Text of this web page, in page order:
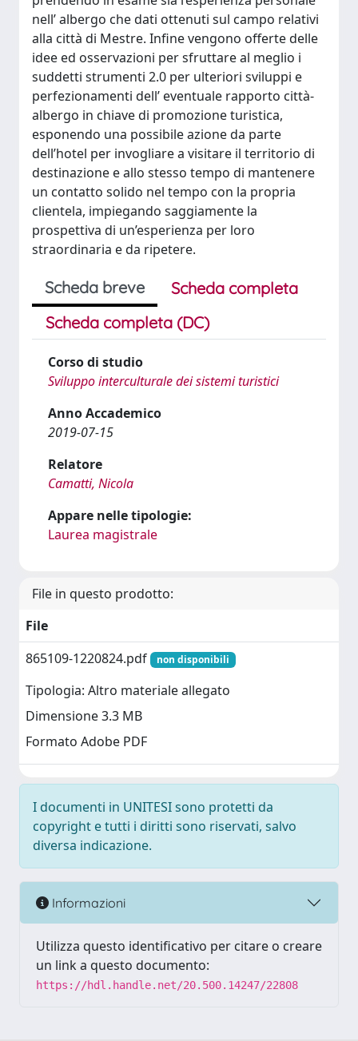
nell’ albergo che dati ottenuti sul campo relativi
alla città di Mestre. Infine vengono offerte delle
idee ed osservazioni per sfruttare al meglio i
suddetti strumenti 2.0 per ulteriori sviluppi e
perfezionamenti dell’ eventuale rapporto città-
albergo in chiave di promozione turistica,
esponendo una possibile azione da parte
dell’hotel per invogliare a visitare il territorio di
destinazione e allo stesso tempo di mantenere
un contatto solido nel tempo con la propria
clientela, impiegando saggiamente la
prospettiva di un’esperienza per loro
straordinaria e da ripetere.
Scheda breve
Scheda completa
Scheda completa (DC)
Corso di studio
Sviluppo interculturale dei sistemi turistici
Anno Accademico
2019-07-15
Relatore
Camatti, Nicola
Appare nelle tipologie:
Laurea magistrale
File in questo prodotto:
File
865109-1220824.pdf
non disponibili
Tipologia: Altro materiale allegato
Dimensione 3.3 MB
Formato Adobe PDF
I documenti in UNITESI sono protetti da
copyright e tutti i diritti sono riservati, salvo
diversa indicazione.
Informazioni
Utilizza questo identificativo per citare o creare
un link a questo documento:
https://hdl.handle.net/20.500.14247/22808